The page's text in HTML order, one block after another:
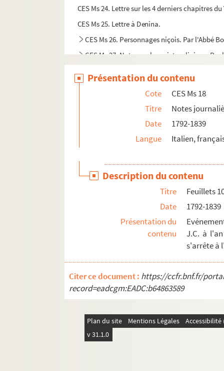
CES Ms 24. Lettre sur les 4 derniers chapitres
CES Ms 25. Lettre à Denina.
CES Ms 26. Personnages niçois. Par l'Abbé
CES Ms 27. Notes sur les sujets religieux.
CES Ms 32. Mingo. Par l'abbé Joseph Bonifacy.
CES Ms 33. Borriglione (Libro di
CES Ms 34. Cronache di Nizza, de Bottero
CES Ms 35. Description des chenilles de
CES Ms 36. Des chenilles en général par
CES Ms 38. Journal de chasse, contenant les
CES Ms 41 à CES Ms 42. Entomologie,
CES Ms 43. Registre pour servir de journal
CES Ms 45. Inscriptions antiques du
CES Ms 46. Etudes historiques, par Auguste
Présentation du contenu
Cote
CES Ms 18
Titre
Notes
Date
1792-1839
Langue
Italien,
Description du contenu
Titre
Feuillets
Date
1792-1839
Présentation du
contenu
J.C. à
s'arrête à
Citer ce document : https://ccfr.bnf.fr/
record=eadcgm:EADC:b64863589
Plan du site Mentions Légales
v 31.1.0